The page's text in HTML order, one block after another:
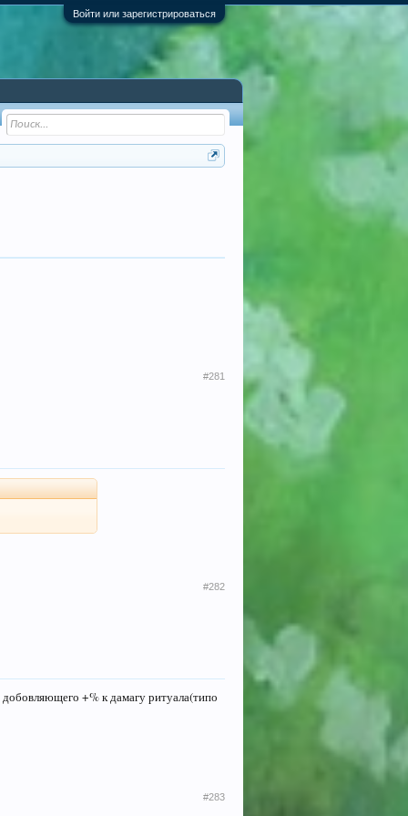
Войти или зарегистрироваться
#281
#282
+% к дамагу ритуала(типо
#283